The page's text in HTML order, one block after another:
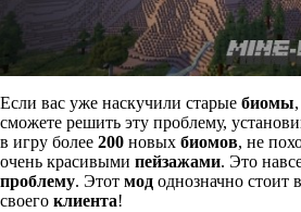
Если вас уже наскучили старые биомы
сможете решить эту проблему,
в игру более 200 новых биомов, не
очень красивыми пейзажами. Это
проблему. Этот мод однозначно стоит
своего клиента!